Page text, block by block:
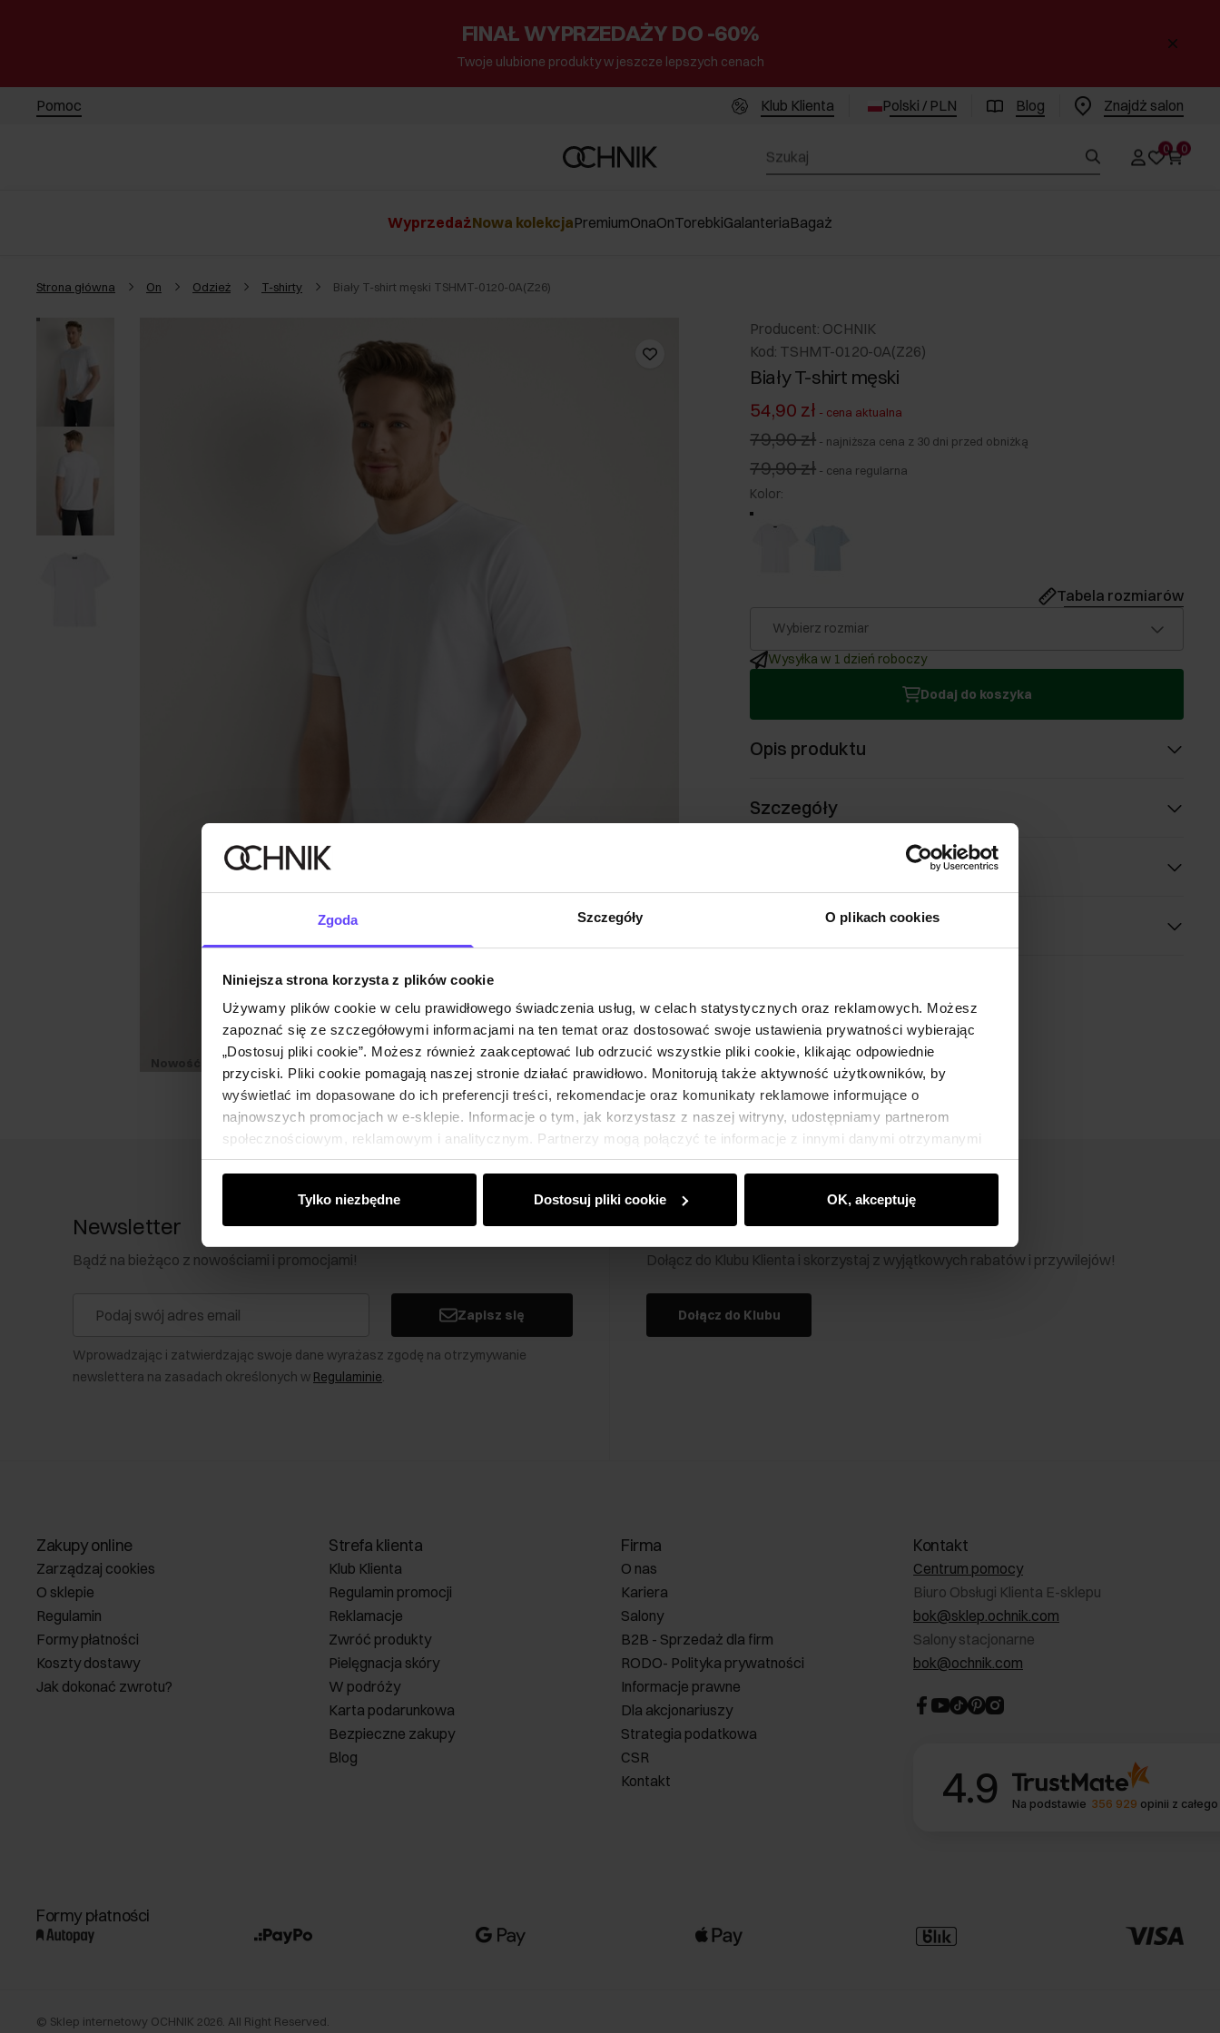
Zgoda Szczegóły O plikach cookies
Niniejsza strona korzysta z plików cookie
Używamy plików cookie w celu prawidłowego świadczenia usług, w celach statystycznych oraz reklamowych. Możesz
zapoznać się ze szczegółowymi informacjami na ten temat oraz dostosować swoje ustawienia prywatności wybierając
„Dostosuj pliki cookie”. Możesz również zaakceptować lub odrzucić wszystkie pliki cookie, klikając odpowiednie
przyciski. Pliki cookie pomagają naszej stronie działać prawidłowo. Monitorują także aktywność użytkowników, by
wyświetlać im dopasowane do ich preferencji treści, rekomendacje oraz komunikaty reklamowe informujące o
najnowszych promocjach w e-sklepie. Informacje o tym, jak korzystasz z naszej witryny, udostępniamy partnerom
społecznościowym, reklamowym i analitycznym. Partnerzy mogą połączyć te informacje z innymi danymi otrzymanymi
od Ciebie lub uzyskanymi podczas korzystania z ich usług.
Tylko niezbędne Dostosuj pliki cookie OK, akceptuję
FINAŁ WYPRZEDAŻY DO -60%
Twoje ulubione produkty w jeszcze lepszych cenach
Pomoc Klub Klienta Polski / PLN Blog Znajdż salon
0 0
WyprzedażNowa kolekcjaPremiumOnaOnTorebkiGalanteriaBagaż
Strona główna On Odzież T-shirty Biały T-shirt męski TSHMT-0120-0A(Z26)
Nowość
Producent: OCHNIK
Kod: TSHMT-0120-0A(Z26)
Biały T-shirt męski
54,90 zł - cena aktualna
79,90 zł - najniższa cena z 30 dni przed obniżką
79,90 zł - cena regularna
Kolor:
Tabela rozmiarów
Wybierz rozmiar
Wysyłka w 1 dzień roboczy
Dodaj do koszyka
Opis produktu
Szczegóły
Newsletter
Bądź na bieżąco z nowościami i promocjami!
Zapisz się
Wprowadzając i zatwierdzając swoje dane wyrażasz zgodę na otrzymywanie
newslettera na zasadach określonych w Regulaminie.
Klub Klienta Ochnik
Dołącz do Klubu Klienta i skorzystaj z wyjątkowych rabatów i przywilejów!
Dołącz do Klubu
Zakupy online
Zarządzaj cookies
O sklepie
Regulamin
Formy płatności
Koszty dostawy
Jak dokonać zwrotu?
Strefa klienta
Klub Klienta
Regulamin promocji
Reklamacje
Zwróć produkty
Pielęgnacja skóry
W podróży
Karta podarunkowa
Bezpieczne zakupy
Blog
Firma
O nas
Kariera
Salony
B2B - Sprzedaż dla firm
RODO- Polityka prywatności
Informacje prawne
Dla akcjonariuszy
Strategia podatkowa
CSR
Kontakt
Kontakt
Centrum pomocy
Biuro Obsługi Klienta E-sklepu
bok@sklep.ochnik.com
Salony stacjonarne
bok@ochnik.com
4.9 Na podstawie 356 929 opinii z
Formy płatności
© Sklep internetowy OCHNIK 2026 . All Right Reserved.